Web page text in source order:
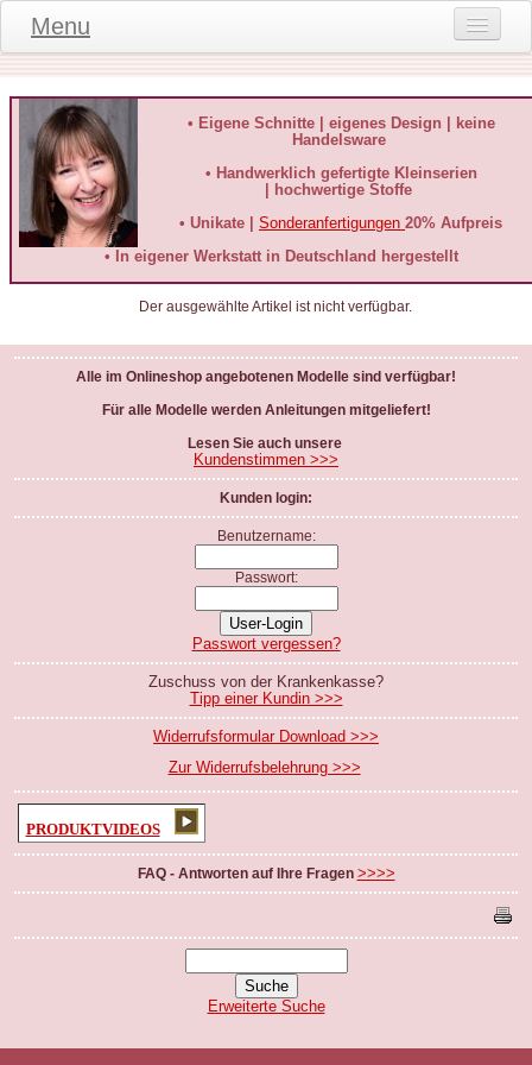
Menu
Produktinformationen
Kundeninformationen
häufige Fragen
Kontakt
Datenschutz
Widerruf-Formular
Widerrufsbelehrung
• Eigene Schnitte | eigenes Design | keine
Handelsware
• Handwerklich gefertigte Kleinserien
| hochwertige Stoffe
• Unikate | Sonderanfertigungen 20% Aufpreis
• In eigener Werkstatt in Deutschland hergestellt
Der ausgewählte Artikel ist nicht verfügbar.
Alle im Onlineshop angebotenen Modelle sind verfügbar!
Für alle Modelle werden Anleitungen mitgeliefert!
Lesen Sie auch unsere
Kundenstimmen >>>
Kunden login:
Benutzername:
Passwort:
Passwort vergessen?
Zuschuss von der Krankenkasse?
Tipp einer Kundin >>>
Widerrufsformular Download >>>
Zur Widerrufsbelehrung >>>
PRODUKTVIDEOS
FAQ - Antworten auf Ihre Fragen >>>>
Erweiterte Suche